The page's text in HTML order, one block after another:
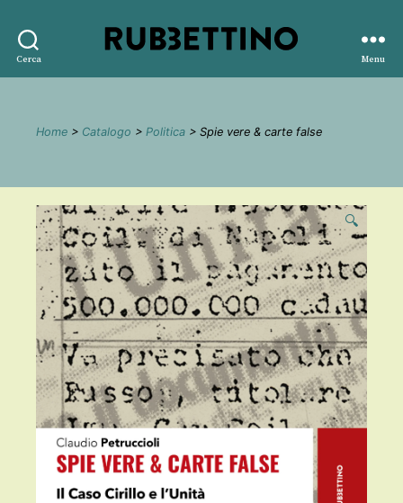
Cerca
editore
Menu
Home > Catalogo > Politica > Spie vere & carte false
🔍